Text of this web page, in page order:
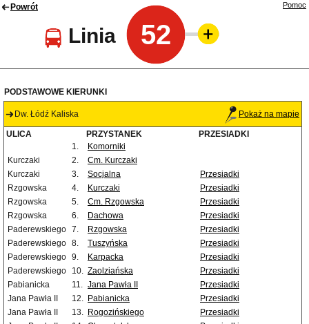
Powrót
Linia 52
Pomoc
PODSTAWOWE KIERUNKI
Dw. Łódź Kaliska Pokaż na mapie
ULICA PRZYSTANEK
PRZESIADKI
1.
Komorniki
Kurczaki
2.
Cm. Kurczaki
Kurczaki
3. Socjalna
Przesiadki
Rzgowska
4. Kurczaki
Przesiadki
Rzgowska
5. Cm. Rzgowska
Przesiadki
Rzgowska
6. Dachowa
Przesiadki
Paderewskiego 7. Rzgowska
Przesiadki
Paderewskiego 8. Tuszyńska
Przesiadki
Paderewskiego 9. Karpacka
Przesiadki
Paderewskiego
10. Zaolziańska
Przesiadki
Pabianicka
11. Jana Pawła II
Przesiadki
Jana Pawła II
12. Pabianicka
Przesiadki
Jana Pawła II
13. Rogozińskiego
Przesiadki